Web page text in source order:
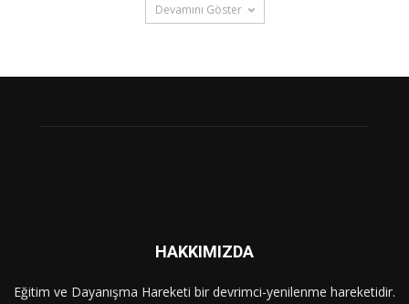
Devamını Göster
HAKKIMIZDA
Eğitim ve Dayanışma Hareketi bir devrimci-yenilenme hareketidir.